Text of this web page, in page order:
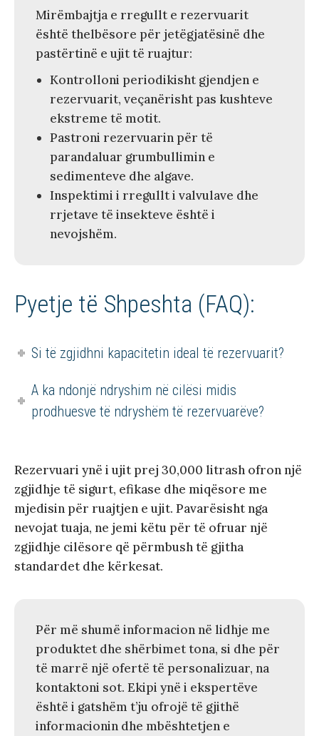
Mirëmbajtja e rregullt e rezervuarit
është thelbësore për jetëgjatësinë dhe
pastërtinë e ujit të ruajtur:
Kontrolloni periodikisht gjendjen e
rezervuarit, veçanërisht pas kushteve
ekstreme të motit.
Pastroni rezervuarin për të
parandaluar grumbullimin e
sedimenteve dhe algave.
Inspektimi i rregullt i valvulave dhe
rrjetave të insekteve është i
nevojshëm.
Pyetje të Shpeshta (FAQ):
Si të zgjidhni kapacitetin ideal të rezervuarit?
A ka ndonjë ndryshim në cilësi midis
prodhuesve të ndryshëm të rezervuarëve?
Rezervuari ynë i ujit prej 30,000 litrash ofron një
zgjidhje të sigurt, efikase dhe miqësore me
mjedisin për ruajtjen e ujit. Pavarësisht nga
nevojat tuaja, ne jemi këtu për të ofruar një
zgjidhje cilësore që përmbush të gjitha
standardet dhe kërkesat.
Për më shumë informacion në lidhje me
produktet dhe shërbimet tona, si dhe për
të marrë një ofertë të personalizuar, na
kontaktoni sot. Ekipi ynë i ekspertëve
është i gatshëm t’ju ofrojë të gjithë
informacionin dhe mbështetjen e